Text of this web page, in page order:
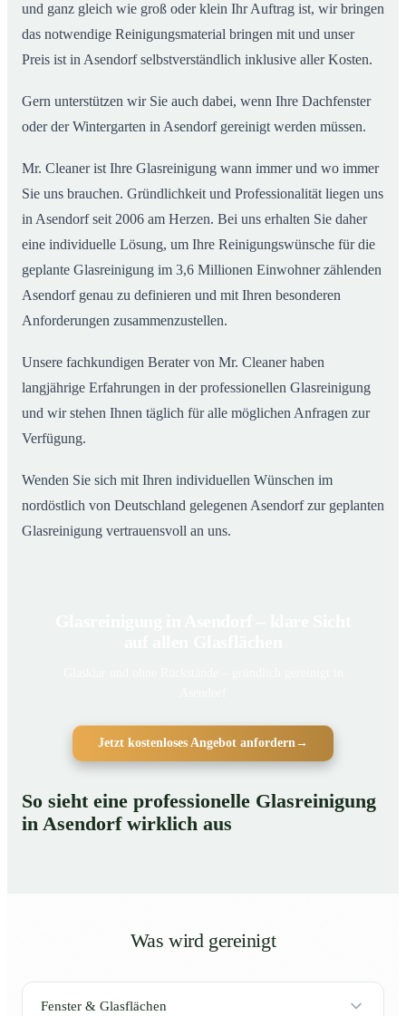
und ganz gleich wie groß oder klein Ihr Auftrag ist, wir bringen
das notwendige Reinigungsmaterial bringen mit und unser
Preis ist in Asendorf selbstverständlich inklusive aller Kosten.
Gern unterstützen wir Sie auch dabei, wenn Ihre Dachfenster
oder der Wintergarten in Asendorf gereinigt werden müssen.
Mr. Cleaner ist Ihre Glasreinigung wann immer und wo immer
Sie uns brauchen. Gründlichkeit und Professionalität liegen uns
in Asendorf seit 2006 am Herzen. Bei uns erhalten Sie daher
eine individuelle Lösung, um Ihre Reinigungswünsche für die
geplante Glasreinigung im 3,6 Millionen Einwohner zählenden
Asendorf genau zu definieren und mit Ihren besonderen
Anforderungen zusammenzustellen.
Unsere fachkundigen Berater von Mr. Cleaner haben
langjährige Erfahrungen in der professionellen Glasreinigung
und wir stehen Ihnen täglich für alle möglichen Anfragen zur
Verfügung.
Wenden Sie sich mit Ihren individuellen Wünschen im
nordöstlich von Deutschland gelegenen Asendorf zur geplanten
Glasreinigung vertrauensvoll an uns.
Jetzt kostenloses Angebot anfordern→
So sieht eine professionelle Glasreinigung
in Asendorf wirklich aus
Was wird gereinigt
Fenster & Glasflächen